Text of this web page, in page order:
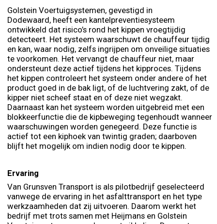
Golstein Voertuigsystemen, gevestigd in
Dodewaard, heeft een kantelpreventiesysteem
ontwikkeld dat risico’s rond het kippen vroegtijdig
detecteert. Het systeem waarschuwt de chauffeur tijdig
en kan, waar nodig, zelfs ingrijpen om onveilige situaties
te voorkomen. Het vervangt de chauffeur niet, maar
ondersteunt deze actief tijdens het kipproces. Tijdens
het kippen controleert het systeem onder andere of het
product goed in de bak ligt, of de luchtvering zakt, of de
kipper niet scheef staat en of deze niet wegzakt.
Daarnaast kan het systeem worden uitgebreid met een
blokkeerfunctie die de kipbeweging tegenhoudt wanneer
waarschuwingen worden genegeerd. Deze functie is
actief tot een kiphoek van twintig graden; daarboven
blijft het mogelijk om indien nodig door te kippen.
Ervaring
Van Grunsven Transport is als pilotbedrijf geselecteerd
vanwege de ervaring in het asfalttransport en het type
werkzaamheden dat zij uitvoeren. Daarom werkt het
bedrijf met trots samen met Heijmans en Golstein